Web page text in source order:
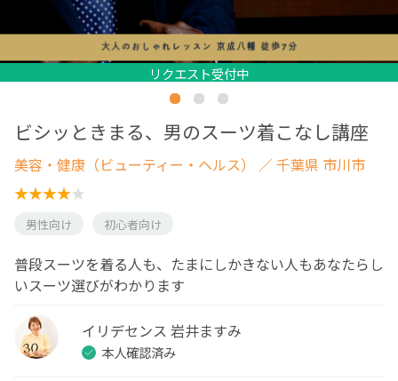
リクエスト受付中
リクエスト受付中
リクエスト受付中
リクエスト受付中
ビシッときまる、男のスーツ着こなし講座
美容・健康（ビューティー・ヘルス） ／ 千葉県 市川市
男性向け 初心者向け
普段スーツを着る人も、たまにしかきない人もあなたらし
いスーツ選びがわかります
イリデセンス 岩井ますみ
本人確認済み